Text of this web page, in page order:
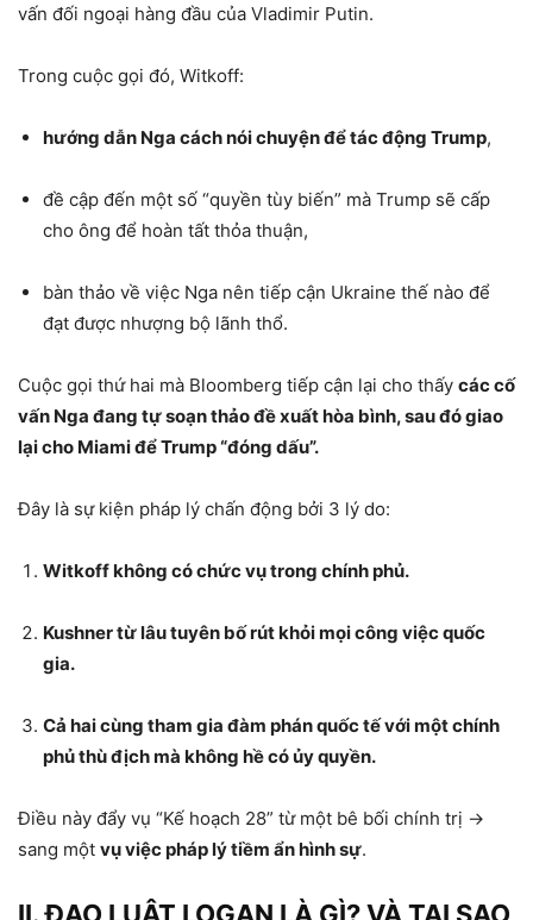
vấn đối ngoại hàng đầu của Vladimir Putin.
Trong cuộc gọi đó, Witkoff:
hướng dẫn Nga cách nói chuyện để tác động Trump,
đề cập đến một số “quyền tùy biến” mà Trump sẽ cấp
cho ông để hoàn tất thỏa thuận,
bàn thảo về việc Nga nên tiếp cận Ukraine thế nào để
đạt được nhượng bộ lãnh thổ.
Cuộc gọi thứ hai mà Bloomberg tiếp cận lại cho thấy các cố
vấn Nga đang tự soạn thảo đề xuất hòa bình, sau đó giao
lại cho Miami để Trump “đóng dấu”.
Đây là sự kiện pháp lý chấn động bởi 3 lý do:
Witkoff không có chức vụ trong chính phủ.
Kushner từ lâu tuyên bố rút khỏi mọi công việc quốc
gia.
Cả hai cùng tham gia đàm phán quốc tế với một chính
phủ thù địch mà không hề có ủy quyền.
Điều này đẩy vụ “Kế hoạch 28” từ một bê bối chính trị →
sang một vụ việc pháp lý tiềm ẩn hình sự.